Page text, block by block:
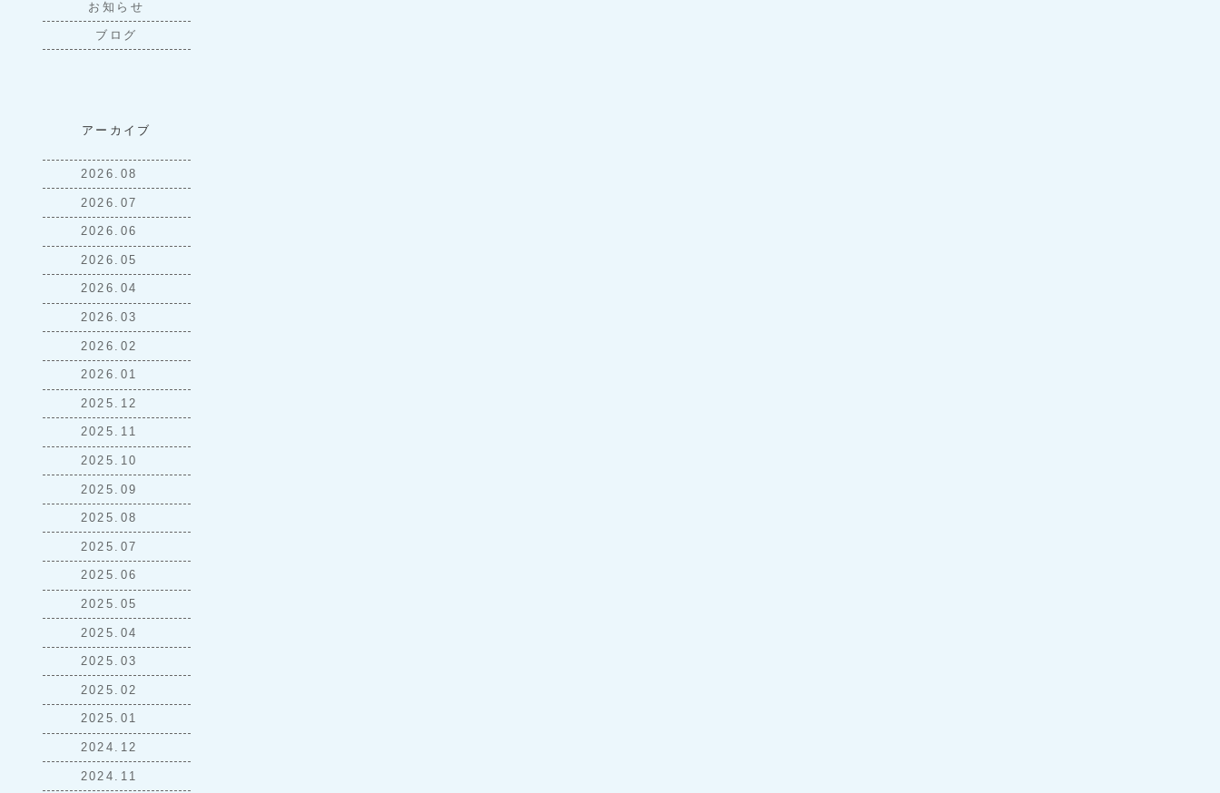
お知らせ
ブログ
アーカイブ
2026.08
2026.07
2026.06
2026.05
2026.04
2026.03
2026.02
2026.01
2025.12
2025.11
2025.10
2025.09
2025.08
2025.07
2025.06
2025.05
2025.04
2025.03
2025.02
2025.01
2024.12
2024.11